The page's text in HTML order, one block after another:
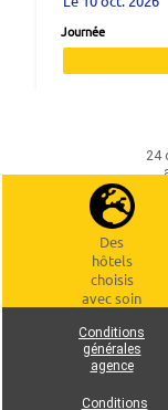
Journée
Des
hôtels
choisis
avec soin
Conditions
générales
agence
Conditions
24